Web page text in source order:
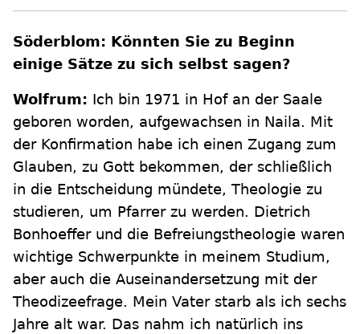
Söderblom: Könnten Sie zu Beginn
einige Sätze zu sich selbst sagen?
Wolfrum: Ich bin 1971 in Hof an der Saale
geboren worden, aufgewachsen in Naila. Mit
der Konfirmation habe ich einen Zugang zum
Glauben, zu Gott bekommen, der schließlich
in die Entscheidung mündete, Theologie zu
studieren, um Pfarrer zu werden. Dietrich
Bonhoeffer und die Befreiungstheologie waren
wichtige Schwerpunkte in meinem Studium,
aber auch die Auseinandersetzung mit der
Theodizeefrage. Mein Vater starb als ich sechs
Jahre alt war. Das nahm ich natürlich ins